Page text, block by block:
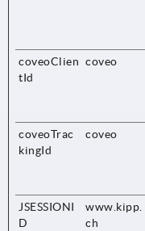
coveoClien
tId
coveo
coveoTrac
kingId
coveo
JSESSIONI
D
www.kipp.
ch